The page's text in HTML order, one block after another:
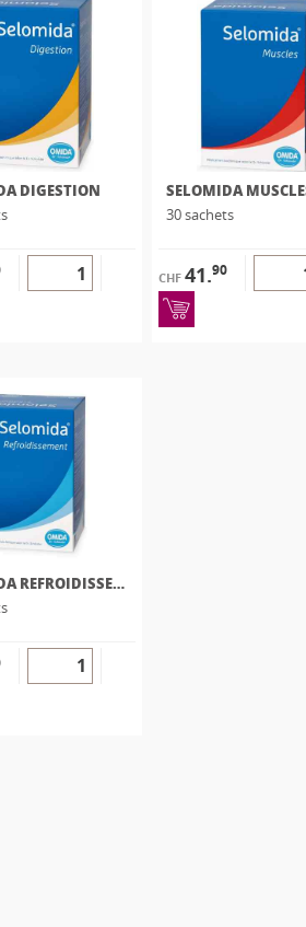
DIGESTION SELOMIDA
30 sachets
CHF 41.90
SELOMIDA REFROIDISSEMENT